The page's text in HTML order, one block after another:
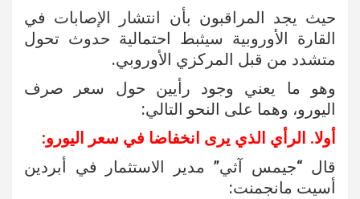
حيث يجد المراقبون بأن انتشار الإصابات في
القارة الأوروبية سيثبط احتمالية حدوث تحول
متشدد من قبل المركزي الأوروبي.
وهو ما يعني وجود رأيين حول سعر صرف
اليورو، وهما على النحو التالي:
أولا. الرأي الذي يرى انخفاضا في سعر اليورو:
قال “جيمس آثي” مدير الاستثمار في أبردين
أسيت مانجمنت: